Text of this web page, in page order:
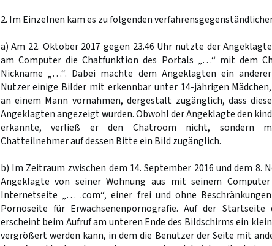
2. Im Einzelnen kam es zu folgenden
a) Am 22. Oktober 2017 gegen 23.46 Uhr nutzte der
am Computer die Chatfunktion des Portals „…“ mit dem
Nickname „…“. Dabei machte dem Angeklagten ein
Nutzer einige Bilder mit erkennbar unter 14-jährigen
an einem Mann vornahmen, dergestalt zugänglich, dass
Angeklagten angezeigt wurden. Obwohl der Angeklagte den
erkannte, verließ er den Chatroom nicht, sondern
Chatteilnehmer auf dessen Bitte ein Bild zugänglich.
b) Im Zeitraum zwischen dem 14. September 2016 und dem 8.
Angeklagte von seiner Wohnung aus mit seinem
Internetseite „… .com“, einer frei und ohne
Pornoseite für Erwachsenenpornografie. Auf der Startseite
erscheint beim Aufruf am unteren Ende des Bildschirms ein
vergrößert werden kann, in dem die Benutzer der Seite mit